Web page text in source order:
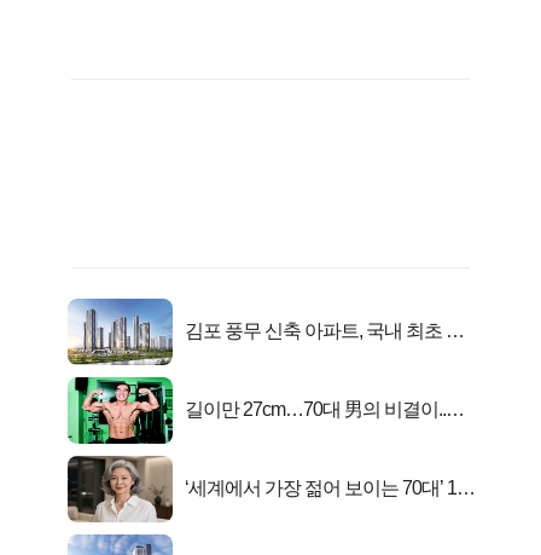
김포 풍무 신축 아파트, 국내 최초 반
길이만 27cm…70대 男의 비결이..충
‘세계에서 가장 젊어 보이는 70대’ 1위